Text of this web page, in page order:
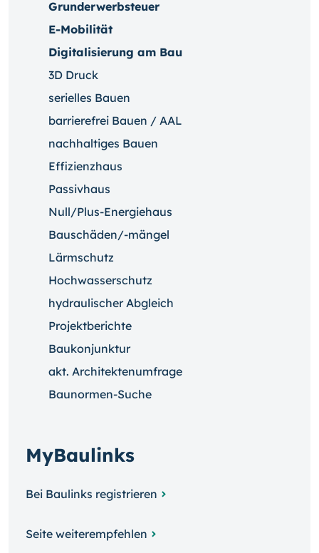
Grunderwerbsteuer
E-Mobilität
Digitalisierung am Bau
3D Druck
serielles Bauen
barrierefrei Bauen / AAL
nachhaltiges Bauen
Effizienzhaus
Passivhaus
Null/Plus-Energiehaus
Bauschäden/-mängel
Lärmschutz
Hochwasserschutz
hydraulischer Abgleich
Projektberichte
Baukonjunktur
akt. Architektenumfrage
Baunormen-Suche
MyBaulinks
Bei Baulinks registrieren
Seite weiterempfehlen